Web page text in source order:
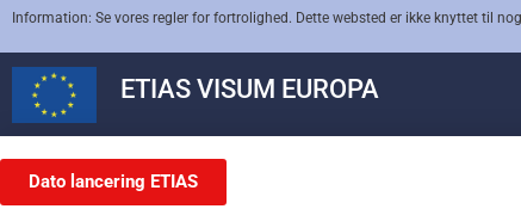
Information: Se vores regler for fortrolighed. Dette websted er ikke knyttet til
ETIAS VISUM EUROPA
Dato lancering ETIAS